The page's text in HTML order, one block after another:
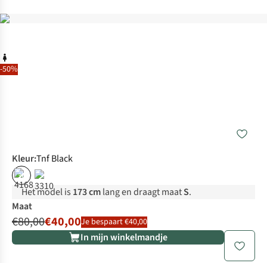
-50%
Kleur:Tnf Black
%
Het model is 173 cmlang en draagt maatS.
Maat
€80,00€40,00Je bespaart €40,00
In mijn winkelmandje